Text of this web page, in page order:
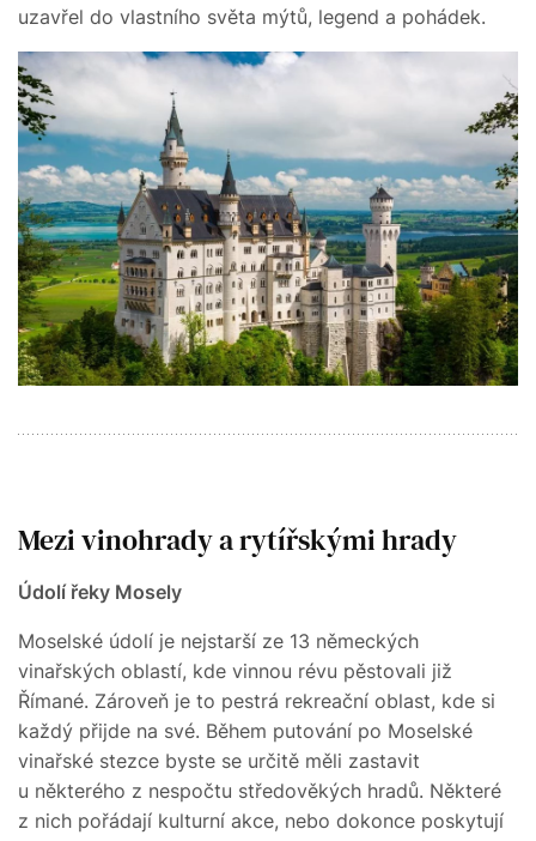
uzavřel do vlastního světa mýtů, legend a pohádek.
Mezi vinohrady a rytířskými hrady
Údolí řeky Mosely
Moselské údolí je nejstarší ze 13 německých
vinařských oblastí, kde vinnou révu pěstovali již
Římané. Zároveň je to pestrá rekreační oblast, kde si
každý přijde na své. Během putování po Moselské
vinařské stezce byste se určitě měli zastavit
u některého z nespočtu středověkých hradů. Některé
z nich pořádají kulturní akce, nebo dokonce poskytují